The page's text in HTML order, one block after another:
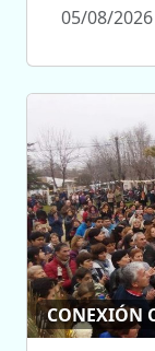
05/08/
CONEXIÓN